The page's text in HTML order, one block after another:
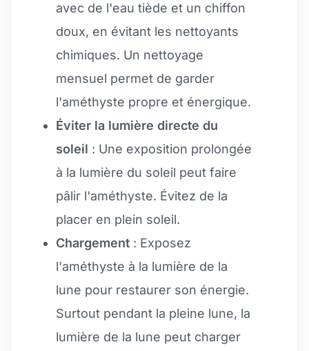
avec de l'eau tiède et un chiffon
doux, en évitant les nettoyants
chimiques. Un nettoyage
mensuel permet de garder
l'améthyste propre et énergique.
Éviter la lumière directe du
soleil : Une exposition prolongée
à la lumière du soleil peut faire
pâlir l'améthyste. Évitez de la
placer en plein soleil.
Chargement : Exposez
l'améthyste à la lumière de la
lune pour restaurer son énergie.
Surtout pendant la pleine lune, la
lumière de la lune peut charger